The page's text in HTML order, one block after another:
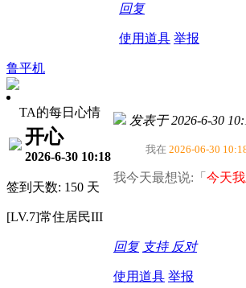
回复
使用道具 举报
鲁平机
TA的每日心情
开心
2026-6-30 10:18
签到天数: 150 天
[LV.7]常住居民III
发表于 2026-6-30
我在 2026-06-30
我今天最想说:「 今天
回复 支持 反对
使用道具 举报